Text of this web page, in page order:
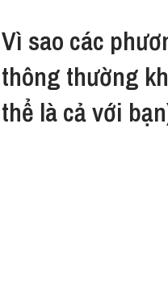
Vì sao các
thông thường
thể là cả với